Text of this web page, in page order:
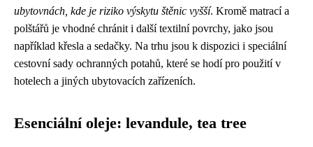
ubytovnách, kde je riziko výskytu štěnic vyšší. Kromě matrací a
polštářů je vhodné chránit i další textilní povrchy, jako jsou
například křesla a sedačky. Na trhu jsou k dispozici i speciální
cestovní sady ochranných potahů, které se hodí pro použití v
hotelech a jiných ubytovacích zařízeních.
Esenciální oleje: levandule, tea tree